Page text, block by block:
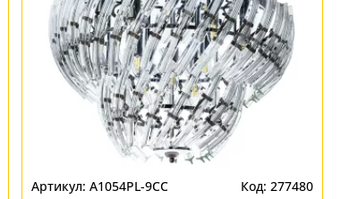
A1054PL-9CC 277480